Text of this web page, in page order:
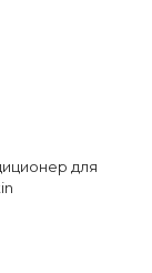
для